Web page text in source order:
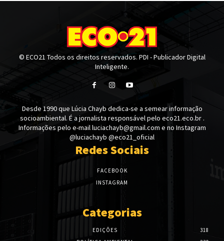
© ECO21 Todos os direitos reservados. PDI - Publicador Digital
Inteligente.
Desde 1990 que Lúcia Chayb dedica-se a semear informação
socioambiental. É a jornalista responsável pelo eco21.eco.br .
Informações pelo e-mail luciachayb@gmail.com e no Instagram
@luciachayb @eco21_oficial
Redes Sociais
FACEBOOK
INSTAGRAM
Categorias
EDIÇÕES
318